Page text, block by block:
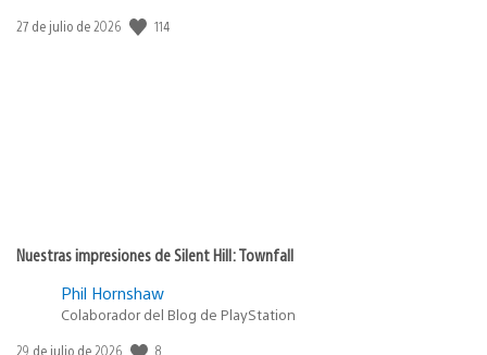
Fecha
27 de julio de 2026 114
Nuestras impresiones de Silent Hill: Townfall
Phil Hornshaw
Colaborador del Blog de PlayStation
Fecha
29 de julio de 2026 8